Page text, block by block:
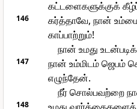
கட்டளைகளுக்குக்
146
கர்த்தாவே, நான்
காப்பாற்றும்!
நான் உமது
147
நான் உம்மிடம் ஜெபம்
எழுந்தேன்.
நீர் சொல்பவற்றை
148